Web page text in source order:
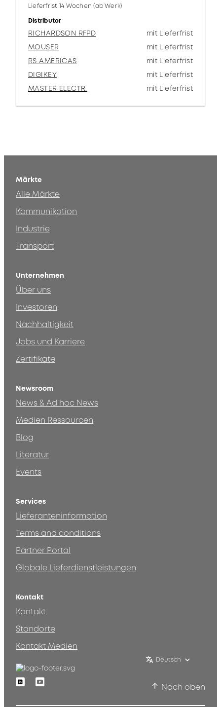
Lieferfrist 14 Wochen (ab Werk)
Distributor
RICHARDSON RFPD
mit Lieferfrist
MOUSER
mit Lieferfrist
RS AMERICAS
mit Lieferfrist
DIGIKEY
mit Lieferfrist
MASTER ELECTR.
mit Lieferfrist
Märkte
Alle Märkte
Kommunikation
Industrie
Transport
Unternehmen
Über uns
Investoren
Nachhaltigkeit
Jobs und Karriere
Zertifikate
Newsroom
News & Ad hoc News
Medien Ressourcen
Blog
Literatur
Events
Services
Lieferanteninformation
Terms and conditions
Partner Portal
Globale Lieferdienstleistungen
Kontakt
Kontakt
Standorte
Kontakt Medien
Deutsch
LinkedinYoutube
Nach oben